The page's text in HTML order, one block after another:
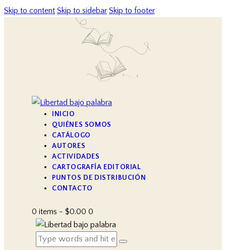
Skip to content Skip to sidebar Skip to footer
INICIO
QUIÉNES SOMOS
CATÁLOGO
AUTORES
ACTIVIDADES
CARTOGRAFÍA EDITORIAL
PUNTOS DE DISTRIBUCIÓN
CONTACTO
0 items - $0.00 0